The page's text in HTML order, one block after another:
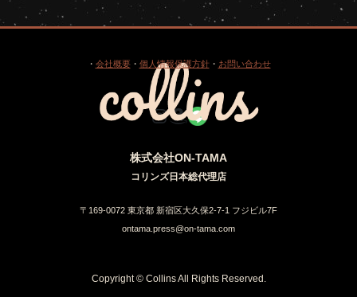
株式会社ON-TAMA
コリンズ日本総代理店
〒169-0072 東京都 新宿区大久保2-7-1 フジビル7F
ontama.press@on-tama.com
・ 会社概要・ 個人情報保護方針・ お問い合わせ
Instagram
Amazon
Link
Copyright © Collins All Rights Reserved.